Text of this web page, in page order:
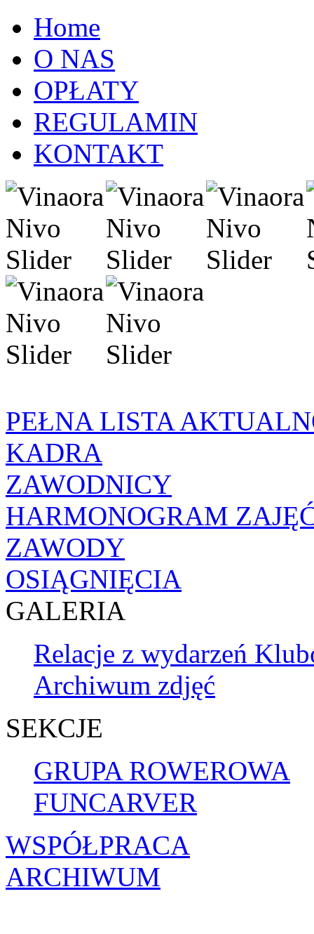
Home
O NAS
OPŁATY
REGULAMIN
KONTAKT
PEŁNA LISTA
KADRA
ZAWODNICY
HARMONOGRAM
ZAWODY
OSIĄGNIĘCIA
GALERIA
Relacje z wydarzeń
Archiwum zdjęć
SEKCJE
GRUPA ROWEROWA
FUNCARVER
WSPÓŁPRACA
ARCHIWUM